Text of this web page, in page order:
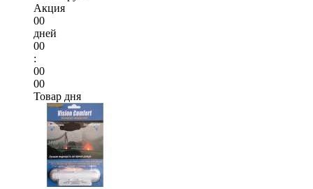
Акция
00
дней
00
:
00
00
Товар дня